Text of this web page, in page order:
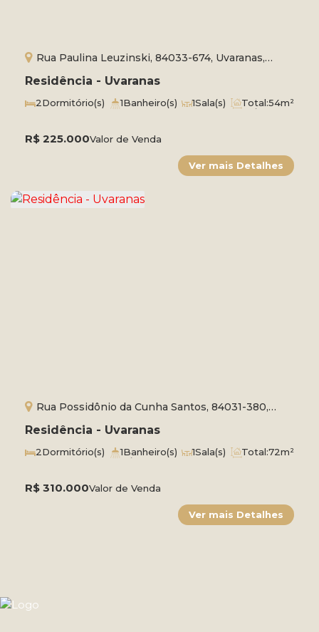
Residência - Uvaranas
R$ 225.000Valor de Venda
Rua Paulina Leuzinski, 84033-674, Uvaranas,
Ponta Grossa, Paraná, Brasil
2Dormitório(s) 1Banheiro(s) 1Sala(s) Total:54m²
Residência - Uvaranas
R$ 310.000Valor de Venda
Rua Possidônio da Cunha Santos, 84031-380,
Uvaranas, Ponta Grossa, Paraná, Brasil
2Dormitório(s) 1Banheiro(s) 1Sala(s) Total:72m²